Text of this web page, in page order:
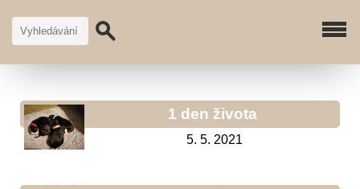
1 den života
5. 5. 2021